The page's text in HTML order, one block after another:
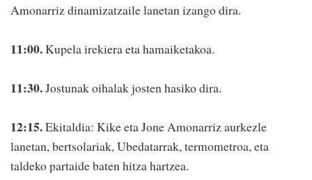
Amonarriz dinamizatzaile lanetan izango dira.
11:00.Kupela irekiera eta hamaiketakoa.
11:30.Jostunak oihalak josten hasiko dira.
12:15.Ekitaldia: Kike eta Jone Amonarriz aurkezle
lanetan, bertsolariak, Ubedatarrak, termometroa, eta
taldeko partaide baten hitza hartzea.